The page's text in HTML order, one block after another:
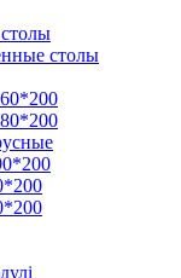
столы